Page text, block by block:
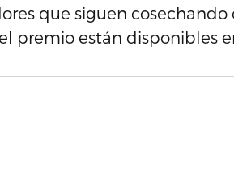
que siguen cosechando
premio están disponibles